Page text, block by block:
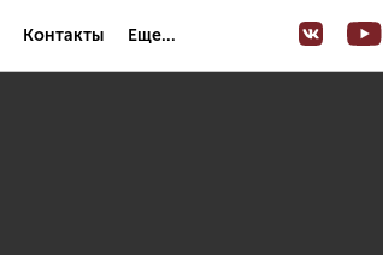
Контакты Еще...